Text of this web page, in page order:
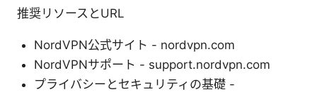
推奨リソースとURL
NordVPN公式サイト - nordvpn.com
NordVPNサポート - support.nordvpn.com
プライバシーとセキュリティの基礎 -